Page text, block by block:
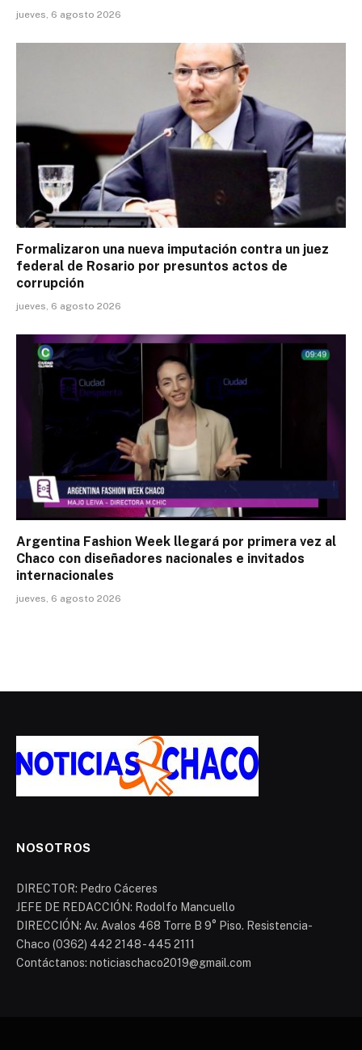
jueves, 6 agosto 2026
Formalizaron una nueva imputación contra un juez
federal de Rosario por presuntos actos de
corrupción
jueves, 6 agosto 2026
Argentina Fashion Week llegará por primera vez al
Chaco con diseñadores nacionales e invitados
internacionales
jueves, 6 agosto 2026
NOSOTROS
DIRECTOR: Pedro Cáceres
JEFE DE REDACCIÓN: Rodolfo Mancuello
DIRECCIÓN: Av. Avalos 468 Torre B 9° Piso. Resistencia-
Chaco (0362) 442 2148 - 445 2111
Contáctanos: noticiaschaco2019@gmail.com